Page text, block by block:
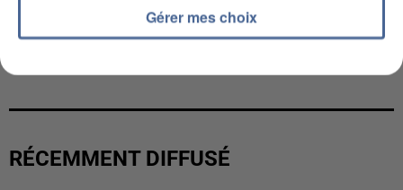
UNE TOURISTE DE L’OISE EMPORTÉE PAR UNE
RÉCEMMENT DIFFUSÉ
Gérer mes choix